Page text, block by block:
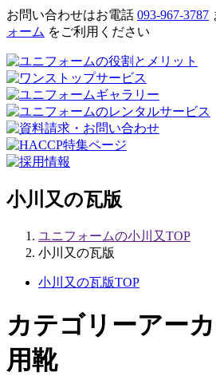
お問い合わせはお電話 093-967-3787
ォーム をご利用ください
小川又の瓦版
ユニフォームの小川又TOP
小川又の瓦版
小川又の瓦版TOP
カテゴリーアー
用靴